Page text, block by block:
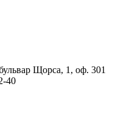
Щорса, 1, оф. 301
40